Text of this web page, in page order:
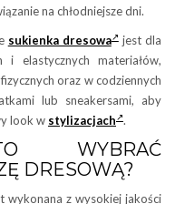
na chłodniejsze dni.
sukienka dresowa jest dla
elastycznych materiałów,
oraz w codziennych
lub sneakersami, aby
look w stylizacjach .
WYBRAĆ
DRESOWĄ?
wykonana z wysokiej jakości